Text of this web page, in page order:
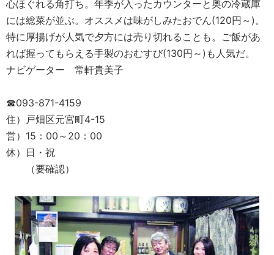
心ほぐれる角打ち。年季が入ったカウンターと奥の冷蔵庫
には総菜が並ぶ。オススメは味がしみたおでん(120円～)。
特に厚揚げが人気で夕方には売り切れることも。ご飯があ
れば握ってもらえる手製のおむすび(130円～)も人気だ。
ナビゲーター 常軒貴美子
☎093-871-4159
住）戸畑区元宮町4-15
営）15：00～20：00
休）日・祝
（要確認）